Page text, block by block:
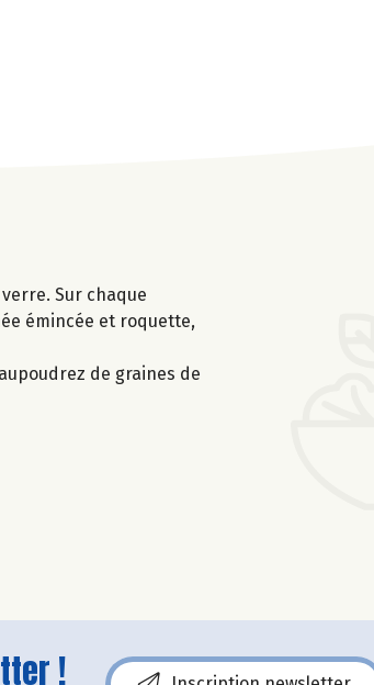
Sur chaque
émincée et roquette,
de graines de
!